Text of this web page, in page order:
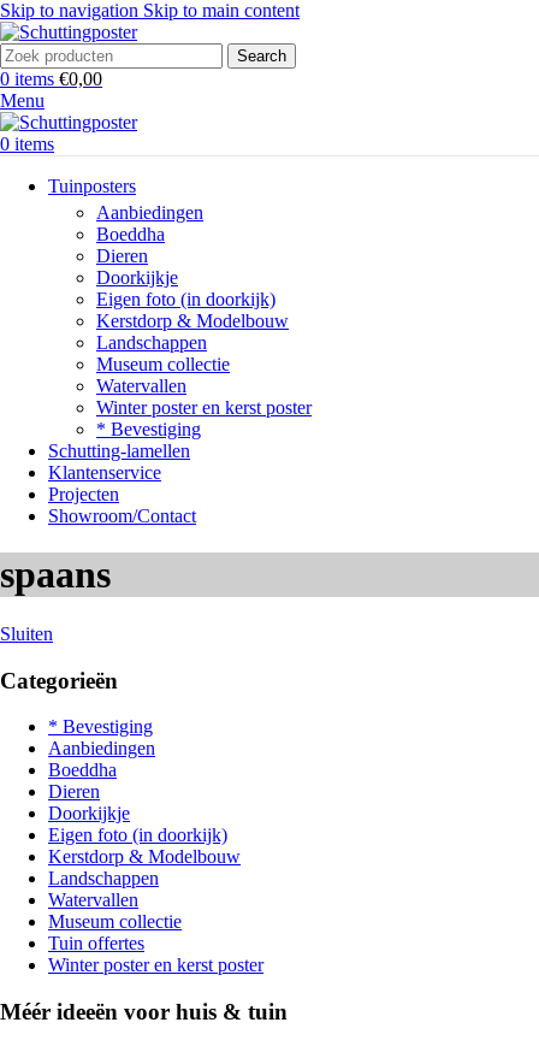
Skip to navigation Skip to main content
Search
0 items €0,00
Menu
0 items
Tuinposters
Aanbiedingen
Boeddha
Dieren
Doorkijkje
Eigen foto (in doorkijk)
Kerstdorp & Modelbouw
Landschappen
Museum collectie
Watervallen
Winter poster en kerst poster
* Bevestiging
Schutting-lamellen
Klantenservice
Projecten
Showroom/Contact
spaans
Sluiten
Categorieën
* Bevestiging
Aanbiedingen
Boeddha
Dieren
Doorkijkje
Eigen foto (in doorkijk)
Kerstdorp & Modelbouw
Landschappen
Watervallen
Museum collectie
Tuin offertes
Winter poster en kerst poster
Méér ideeën voor huis & tuin